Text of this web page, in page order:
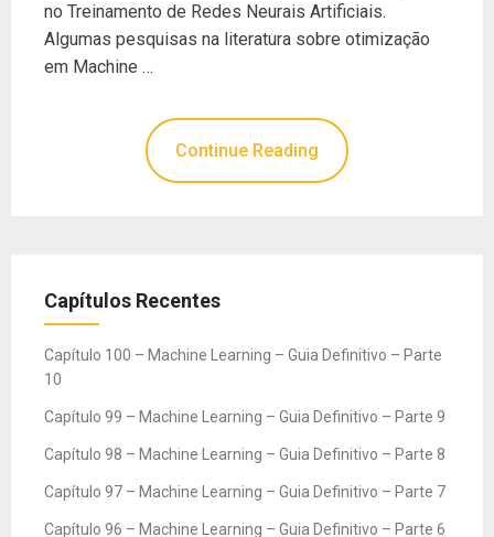
no Treinamento de Redes Neurais Artificiais.
Algumas pesquisas na literatura sobre otimização
em Machine …
Continue Reading
Capítulos Recentes
Capítulo 100 – Machine Learning – Guia Definitivo – Parte
10
Capítulo 99 – Machine Learning – Guia Definitivo – Parte 9
Capítulo 98 – Machine Learning – Guia Definitivo – Parte 8
Capítulo 97 – Machine Learning – Guia Definitivo – Parte 7
Capítulo 96 – Machine Learning – Guia Definitivo – Parte 6